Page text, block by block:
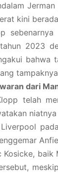
kini
2023
bahwa
dari
telah
Liverpool
Kosicke,